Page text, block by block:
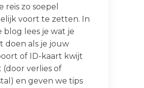
reis zo soepel
voort te zetten. In
blog lees je wat je
doen als je jouw
of ID-kaart kwijt
(door verlies of
en geven we tips